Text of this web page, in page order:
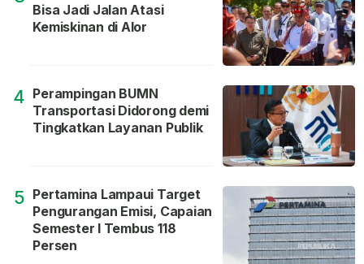
Bisa Jadi Jalan Atasi
Kemiskinan di Alor
4 Perampingan BUMN
Transportasi Didorong demi
Tingkatkan Layanan Publik
5 Pertamina Lampaui Target
Pengurangan Emisi, Capaian
Semester I Tembus 118
Persen